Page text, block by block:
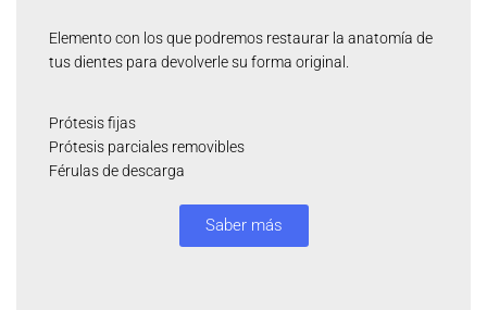
Elemento con los que podremos restaurar la anatomía de
tus dientes para devolverle su forma original.
Prótesis fijas
Prótesis parciales removibles
Férulas de descarga
Saber más